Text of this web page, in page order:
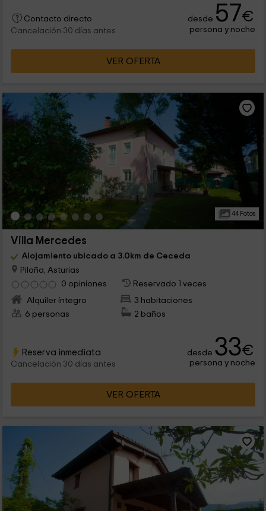
Contacto directo
Cancelación 30 días antes
desde 57€
persona y noche
VER OFERTA
44 Fotos
Villa Mercedes
Alojamiento ubicado a 3.0km de Ceceda
Piloña, Asturias
0 opiniones
Reservado 1 veces
Alquiler íntegro
3 habitaciones
6 personas
2 baños
Reserva inmediata
Cancelación 30 días antes
desde 33€
persona y noche
VER OFERTA